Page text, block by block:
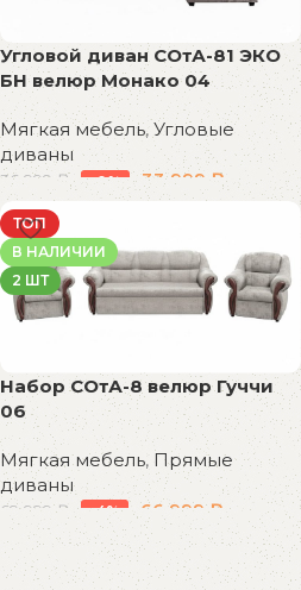
Угловой диван СОтА-81 ЭКО
БН велюр Монако 04
Мягкая мебель, Угловые
диваны
36 999 ₽ -8% 33 999 ₽
В корзину
ТОП
В НАЛИЧИИ
2 ШТ
Набор СОтА-8 велюр Гуччи
06
Мягкая мебель, Прямые
диваны
69 999₽ -4% 66 999₽
В корзину